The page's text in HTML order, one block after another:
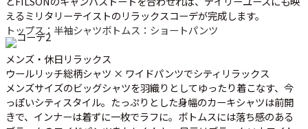
えるミリタリーテイストのリラックスコーデが完成します。
トップス：半袖シャツボトムス：ショートパンツ
メンズ・休日リラックス
ウールリッチ総柄シャツ × ワイドパンツでシティリラックス
メンズサイズのビッグシャツを羽織りとしてゆったり着こなす、今
っぽいシティスタイル。たっぷりとした身幅のカーキシャツは前開
きで、インナーは着ずに一枚でラフに。ボトムスには落ち感のある